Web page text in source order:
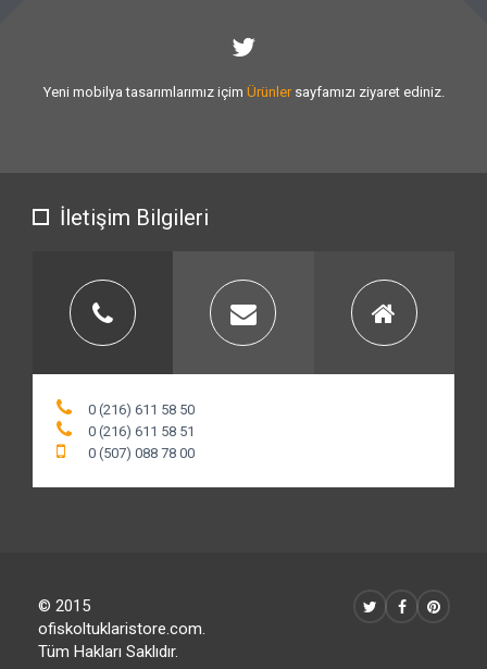
Sizlere vermiş olduğumuzhizmet kalitesiniartırmak için var gücümüzle
İletişim Bilgileri
0 (216) 611 58 50
0 (216) 611 58 51
© 2015
ofiskoltuklaristore.com.